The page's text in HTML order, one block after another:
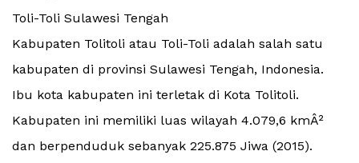
Toli-Toli Sulawesi Tengah
Kabupaten Tolitoli atau Toli-Toli adalah salah satu
kabupaten di provinsi Sulawesi Tengah, Indonesia.
Ibu kota kabupaten ini terletak di Kota Tolitoli.
Kabupaten ini memiliki luas wilayah 4.079,6 kmÂ²
dan berpenduduk sebanyak 225.875 Jiwa (2015).